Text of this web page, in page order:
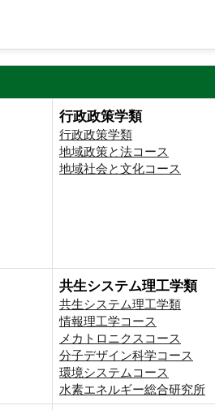
行政政策学類
行政政策学類
地域政策と法コース
地域社会と文化コース
共生システム理工学類
共生システム理工学類
情報理工学コース
メカトロニクスコース
分子デザイン科学コース
環境システムコース
⽔素エネルギー総合研究所